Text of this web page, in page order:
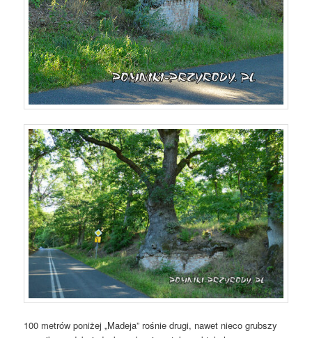
100 metrów poniżej „Madeja” rośnie drugi, nawet nieco grubszy